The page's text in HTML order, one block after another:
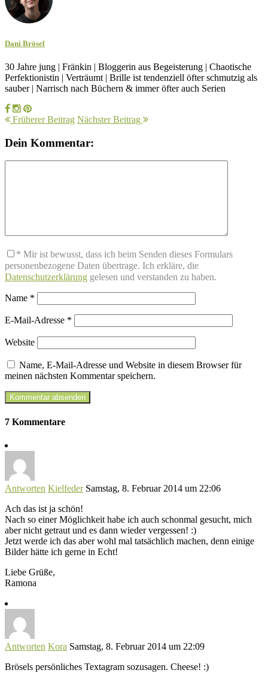
Dani Brösel
30 Jahre jung | Fränkin | Bloggerin aus Begeisterung | Chaotische
Perfektionistin | Verträumt | Brille ist tendenziell öfter schmutzig als
sauber | Narrisch nach Büchern & immer öfter auch Serien
Früherer Beitrag Nächster Beitrag
Dein Kommentar:
* Mir ist bewusst, dass ich beim Senden dieses Formulars
personenbezogene Daten übertrage. Ich erkläre, die
Datenschutzerklärung gelesen und verstanden zu haben.
Name *
E-Mail-Adresse *
Website
Name, E-Mail-Adresse und Website in diesem Browser für
meinen nächsten Kommentar speichern.
7 Kommentare
Antworten Kielfeder Samstag, 8. Februar 2014 um 22:06
Ach das ist ja schön!
Nach so einer Möglichkeit habe ich auch schonmal gesucht, mich
aber nicht getraut und es dann wieder vergessen! :)
Jetzt werde ich das aber wohl mal tatsächlich machen, denn einige
Bilder hätte ich gerne in Echt!
Liebe Grüße,
Ramona
Antworten Kora Samstag, 8. Februar 2014 um 22:09
Brösels persönliches Textagram sozusagen. Cheese! :)